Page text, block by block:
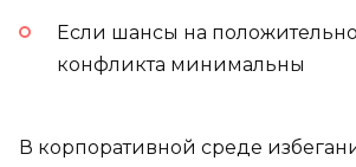
Если шансы на
конфликта минимальны
В корпоративной среде